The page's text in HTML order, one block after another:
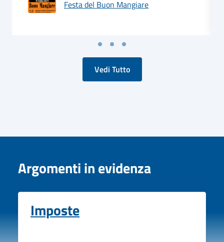
Festa del Buon Mangiare
Vedi Tutto
Argomenti in evidenza
Imposte